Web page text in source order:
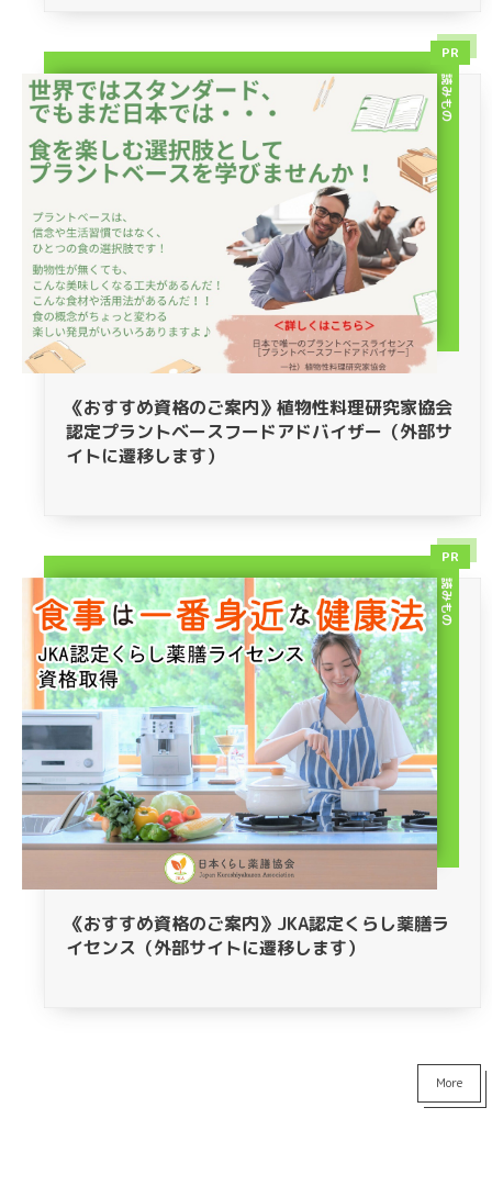
読みもの
《おすすめ資格のご案内》植物性料理研究家協会
認定プラントベースフードアドバイザー（外部サ
イトに遷移します）
PR
読みもの
《おすすめ資格のご案内》JKA認定くらし薬膳ラ
イセンス（外部サイトに遷移します）
PR
More